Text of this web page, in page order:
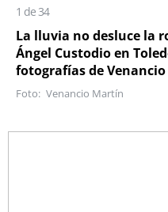
1 de 34
La lluvia no desluce la
Ángel Custodio en
fotografías de
Venancio Martín